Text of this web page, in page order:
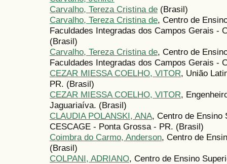
Carvalho, Tereza Cristina de (Brasil)
Carvalho, Tereza Cristina de, Centro de
Faculdades Integradas dos Campos Gerais -
(Brasil)
Carvalho, Tereza Cristina de, Centro de
Faculdades Integradas dos Campos Gerais -
CEZAR MIESSA COELHO, VITOR, União
PR. (Brasil)
CEZAR MIESSA COELHO, VITOR,
Jaguariaíva. (Brasil)
CLAUDIA POLANSKI, ANA, Centro de Ensino
CESCAGE - Ponta Grossa - PR. (Brasil)
Coimbra do Carmo, Anderson, Centro de
(Brasil)
COLPANI, ADRIANO, Centro de Ensino